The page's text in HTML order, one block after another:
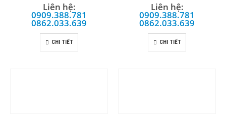
Liên hệ:
0909.388.781
0862.033.639
CHI TIẾT
Liên hệ:
0909.388.781
0862.033.639
CHI TIẾT